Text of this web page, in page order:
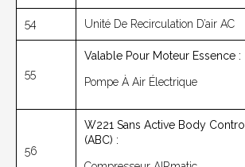
54 Unité De Recirculation D’air AC
55
Valable Pour Moteur Essence :
Pompe À Air Électrique
56
W221 Sans Active Body Control
(ABC) :